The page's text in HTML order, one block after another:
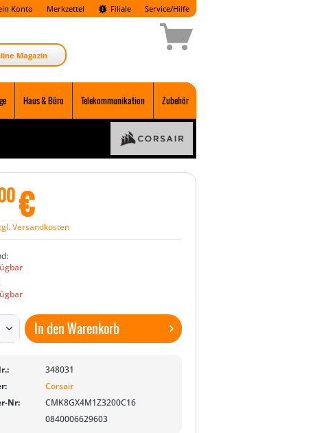
Konto Merkzettel Filiale Service/Hilfe
Magazin
Haus & Büro Telekommunikation Zubehör
€
Versandkosten
In denWarenkorb
348031
Corsair
Nr:
CMK8GX4M1Z3200C16
0840006629603